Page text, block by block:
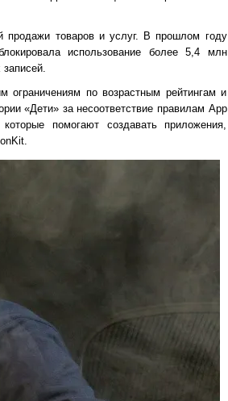
продажи товаров и услуг. В прошлом году
использование более 5,4 млн
ограничениям по возрастным рейтингам и
«Дети» за несоответствие правилам App
помогают создавать приложения,